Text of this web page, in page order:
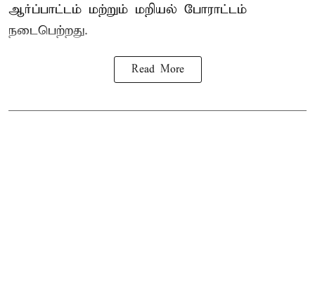
ஆர்ப்பாட்டம் மற்றும் மறியல் போராட்டம்
நடைபெற்றது.
Read More